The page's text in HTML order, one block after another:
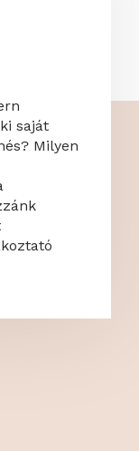
saját
Milyen